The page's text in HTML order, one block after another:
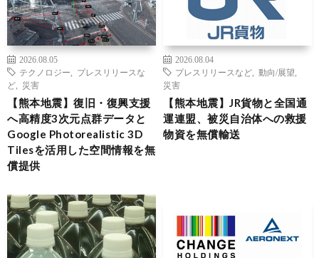
2026.08.05
テクノロジー
プレスリリースな
ど
災害
【熊本地震】復旧・復興支援
へ高精度3次元点群データと
Google Photorealistic 3D
Tilesを活用した空間情報を無
償提供
2026.08.04
プレスリリースなど
動向/展望
災害
【熊本地震】JR貨物と全国通
運連盟、被災自治体への救援
物資を無償輸送